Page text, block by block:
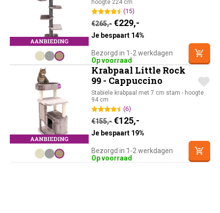
hoogte 224 cm
(15)
€265,- Oorspronkelijke prijs
€229,-
Je bespaart 14%
Bezorgd in 1-2 werkdagen
Op voorraad
Krabpaal Little Rock
99 - Cappuccino
Stabiele krabpaal met 7 cm stam - hoogte
94 cm
(6)
€155,- Oorspronkelijke prijs
€125,-
Je bespaart 19%
Bezorgd in 1-2 werkdagen
Op voorraad